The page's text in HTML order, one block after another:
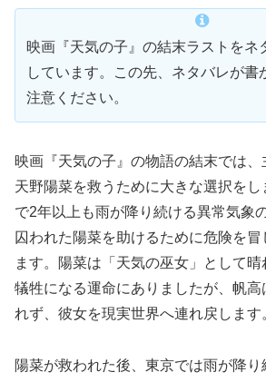
映画『天気の子』の結末ラストをネ
しています。この先、ネタバレが書
注意ください。
映画『天気の子』の物語の結末では
天野陽菜を救うために大きな選択を
で2年以上も雨が降り続ける異常気象
囚われた陽菜を助けるために危険を
ます。陽菜は「天気の巫女」として
犠牲になる運命にありましたが、帆高
れず、彼女を現実世界へ連れ戻します
陽菜が救われた後、東京では雨が降